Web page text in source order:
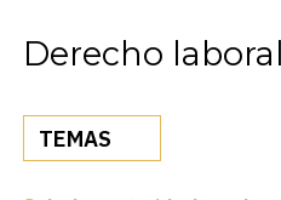
Derecho laboral
TEMAS